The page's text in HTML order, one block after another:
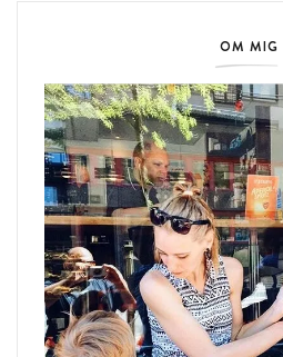
OM MIG